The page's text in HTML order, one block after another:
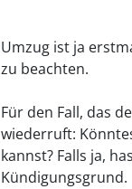
Umzug ist ja
zu beachten.
Für den Fall, das
wiederruft:
kannst? Falls ja,
Kündigungsgrund.